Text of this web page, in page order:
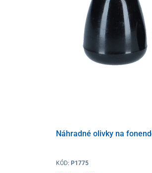
Náhradné olivky na
KÓD: P1775